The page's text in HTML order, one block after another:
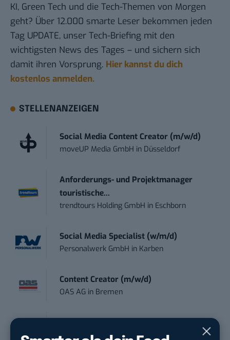
KI, Green Tech und die Tech-Themen von Morgen
geht? Über 12.000 smarte Leser bekommen jeden
Tag UPDATE, unser Tech-Briefing mit den
wichtigsten News des Tages – und sichern sich
damit ihren Vorsprung. Hier kannst du dich
kostenlos anmelden.
STELLENANZEIGEN
Social Media Content Creator (m/w/d)
moveUP Media GmbH in Düsseldorf
Anforderungs- und Projektmanager
touristische...
trendtours Holding GmbH in Eschborn
Social Media Specialist (w/m/d)
Personalwerk GmbH in Karben
Content Creator (m/w/d)
OAS AG in Bremen
P...